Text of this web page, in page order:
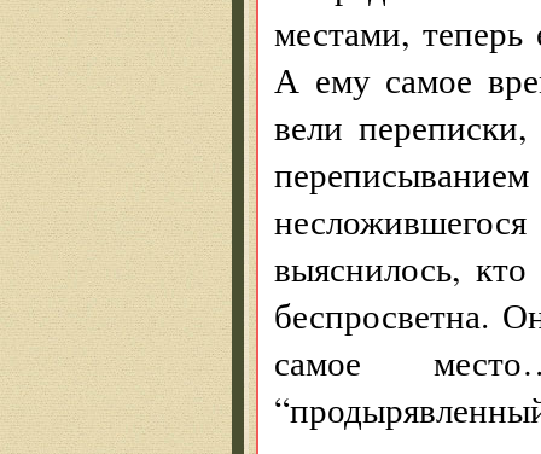
местами, теперь
А ему самое
вели
выяснилось,
беспросветна.
самое